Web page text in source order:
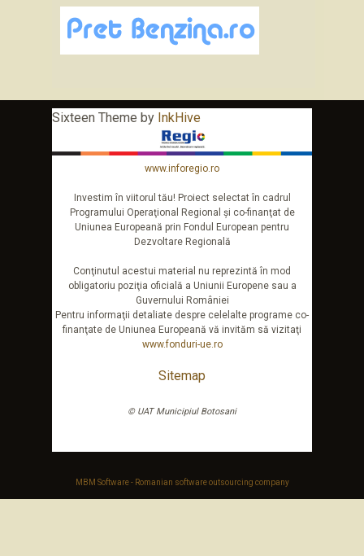
Sixteen Theme by InkHive
www.inforegio.ro
Investim în viitorul tău! Proiect selectat în cadrul
Programului Operaţional Regional şi co-finanţat de
Uniunea Europeană prin Fondul European pentru
Dezvoltare Regională
Conţinutul acestui material nu reprezintă în mod
obligatoriu poziţia oficială a Uniunii Europene sau a
Guvernului României
Pentru informaţii detaliate despre celelalte programe co-
finanţate de Uniunea Europeană vă invităm să vizitaţi
www.fonduri-ue.ro
Sitemap
© UAT Municipiul Botosani
MBM Software - Romanian software outsourcing company